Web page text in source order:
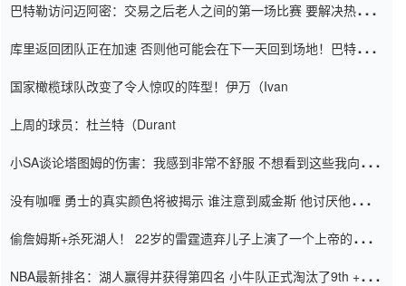
巴特勒访问迈阿密：交易之后老人之间的第一场比赛 要解决热情的
库里返回团队正在加速 否则他可能会在下一天回到场地！巴特勒迈
国家橄榄球队改变了令人惊叹的阵型！伊万（Ivan
上周的球员：杜兰特（Durant
小SA谈论塔图姆的伤害：我感到非常不舒服 不想看到这些我向他
没有咖喱 勇士的真实颜色将被揭示 谁注意到威金斯 他讨厌他的老
偷詹姆斯+杀死湖人！ 22岁的雷霆遗弃儿子上演了一个上帝的剧
NBA最新排名：湖人赢得并获得第四名 小牛队正式淘汰了9th + 76